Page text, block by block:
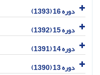
دوره 16 (1393)
دوره 15 (1392)
دوره 14 (1391)
دوره 13 (1390)